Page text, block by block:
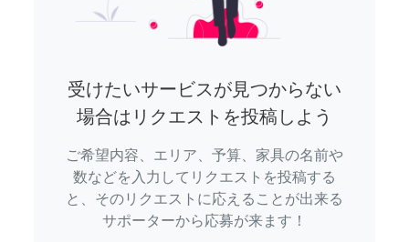
受けたいサービスが見つからない
場合はリクエストを投稿しよう
ご希望内容、エリア、予算、家具の名前や
数などを入力してリクエストを投稿する
と、そのリクエストに応えることが出来る
サポーターから応募が来ます！